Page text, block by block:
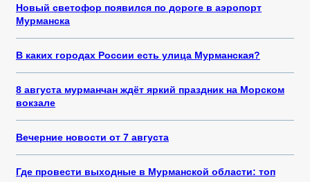
Новый светофор появился по дороге в аэропорт
Мурманска
В каких городах России есть улица Мурманская?
8 августа мурманчан ждёт яркий праздник на Морском
вокзале
Вечерние новости от 7 августа
Где провести выходные в Мурманской области: топ